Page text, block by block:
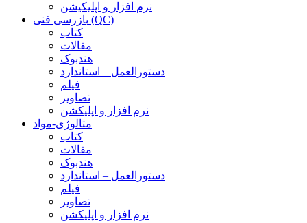
نرم افزار و اپلیکیشن
بازرسی فنی (QC)
کتاب
مقالات
هندبوک
دستورالعمل – استاندارد
فیلم
تصاویر
نرم افزار و اپلیکشن
متالوژی-مواد
کتاب
مقالات
هندبوک
دستورالعمل – استاندارد
فیلم
تصاویر
نرم افزار و اپلیکشن